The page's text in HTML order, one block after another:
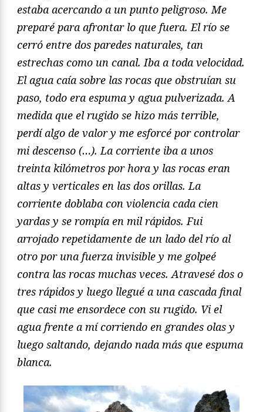
estaba acercando a un punto peligroso. Me
preparé para afrontar lo que fuera. El río se
cerró entre dos paredes naturales, tan
estrechas como un canal. Iba a toda velocidad.
El agua caía sobre las rocas que obstruían su
paso, todo era espuma y agua pulverizada. A
medida que el rugido se hizo más terrible,
perdí algo de valor y me esforcé por controlar
mi descenso (…). La corriente iba a unos
treinta kilómetros por hora y las rocas eran
altas y verticales en las dos orillas. La
corriente doblaba con violencia cada cien
yardas y se rompía en mil rápidos. Fui
arrojado repetidamente de un lado del río al
otro por una fuerza invisible y me golpeé
contra las rocas muchas veces. Atravesé dos o
tres rápidos y luego llegué a una cascada final
que casi me ensordece con su rugido. Vi el
agua frente a mí corriendo en grandes olas y
luego saltando, dejando nada más que espuma
blanca.